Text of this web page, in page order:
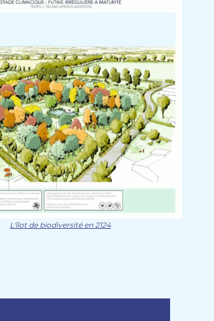
L'îlot de biodiversité en 2124